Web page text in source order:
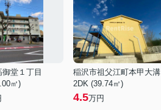
堂１丁目
㎡)
稲沢市祖父江町本甲大溝
2DK (39.74㎡)
4.5万円